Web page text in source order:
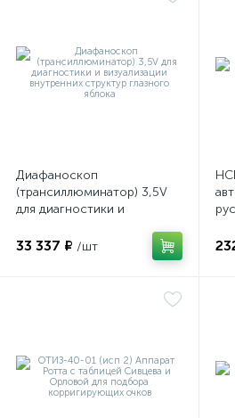
Диафаноскоп
(трансиллюминатор) 3,5V
для диагностики и
структур глазного яблока
33 337 ₽ /шт